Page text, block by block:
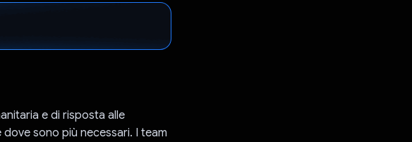
e di risposta alle
sono più necessari. I team